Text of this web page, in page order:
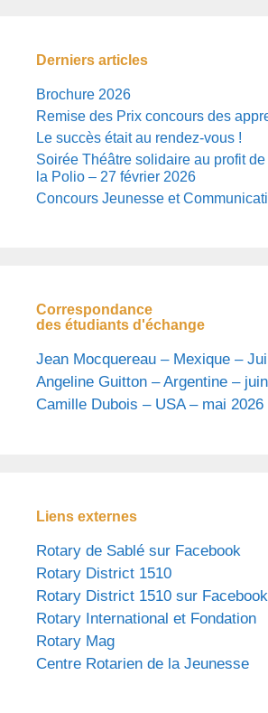
Derniers articles
Brochure 2026
Remise des Prix concours des
Le succès était au rendez-vous !
Soirée Théâtre solidaire au profit
la Polio – 27 février 2026
Concours Jeunesse et
Correspondance
des étudiants d'échange
Jean Mocquereau – Mexique –
Angeline Guitton – Argentine –
Camille Dubois – USA – mai 2026
Liens externes
Rotary de Sablé sur Facebook
Rotary District 1510
Rotary District 1510 sur Facebook
Rotary International et Fondation
Rotary Mag
Centre Rotarien de la Jeunesse